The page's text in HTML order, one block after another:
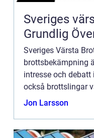
Sveriges
Grundlig
Sveriges Värsta
brottsbekämpning
intresse och
också brottslingar
allvarliga
Jon Larsson